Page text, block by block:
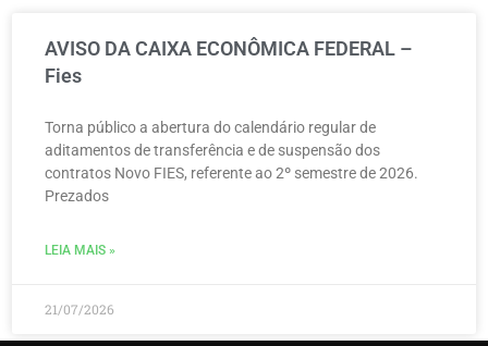
AVISO DA CAIXA ECONÔMICA FEDERAL –
Fies
Torna público a abertura do calendário regular de
aditamentos de transferência e de suspensão dos
contratos Novo FIES, referente ao 2º semestre de 2026.
Prezados
LEIA MAIS »
21/07/2026